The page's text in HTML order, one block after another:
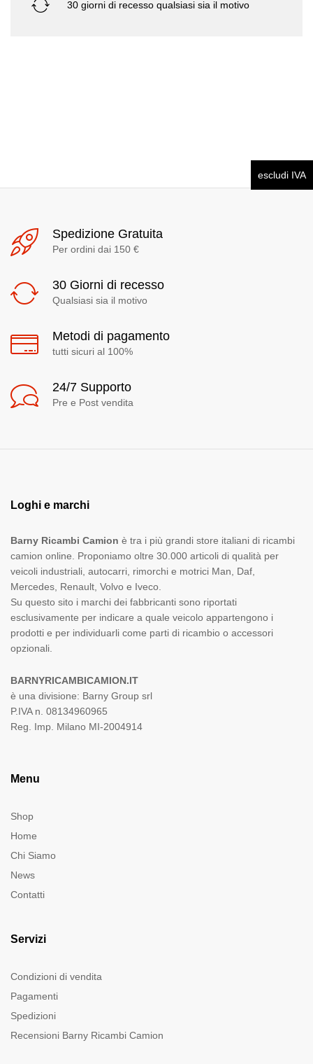
30 giorni di recesso qualsiasi sia il motivo
Spedizione Gratuita
Per ordini dai 150 €
30 Giorni di recesso
Qualsiasi sia il motivo
Metodi di pagamento
tutti sicuri al 100%
24/7 Supporto
Pre e Post vendita
Loghi e marchi
Barny Ricambi Camion è tra i più grandi store italiani di ricambi
camion online. Proponiamo oltre 30.000 articoli di qualità per
veicoli industriali, autocarri, rimorchi e motrici Man, Daf,
Mercedes, Renault, Volvo e Iveco.
Su questo sito i marchi dei fabbricanti sono riportati
esclusivamente per indicare a quale veicolo appartengono i
prodotti e per individuarli come parti di ricambio o accessori
opzionali.
BARNYRICAMBICAMION.IT
è una divisione: Barny Group srl
P.IVA n. 08134960965
Reg. Imp. Milano MI-2004914
Menu
Shop
Home
Chi Siamo
News
Contatti
Servizi
Condizioni di vendita
Pagamenti
Spedizioni
Recensioni Barny Ricambi Camion
escludi IVA